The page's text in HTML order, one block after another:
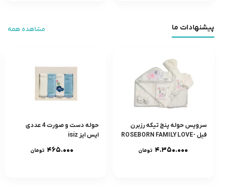
پیشنهادات ما مشاهده همه
سرويس حوله پنج تيکه رزبرن
فيل ROSEBORN FAMILY LOVE-
۴.۳۵۰.۰۰۰ تومان
حوله دست و صورت 4 عددى
ایس ایز isiz
۴۶۵.۰۰۰ تومان